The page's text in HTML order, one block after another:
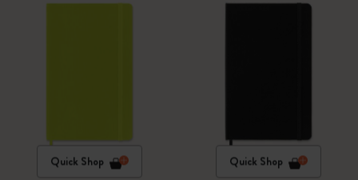
Quick Shop Quick Shop